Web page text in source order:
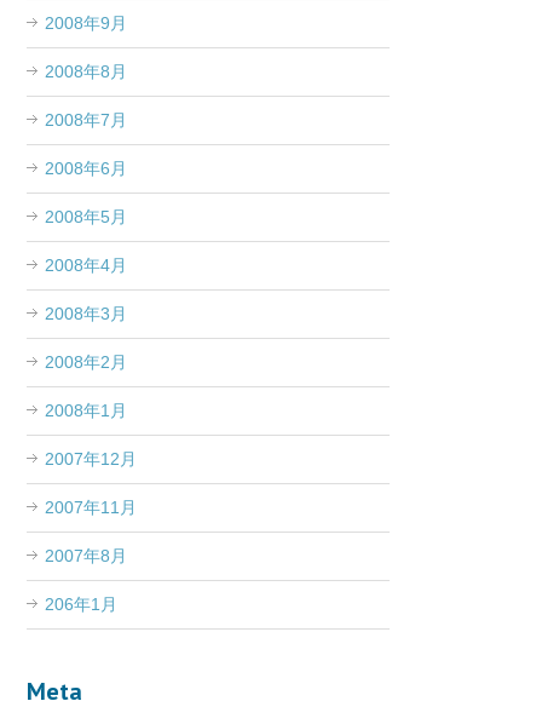
2008年9月
2008年8月
2008年7月
2008年6月
2008年5月
2008年4月
2008年3月
2008年2月
2008年1月
2007年12月
2007年11月
2007年8月
206年1月
Meta